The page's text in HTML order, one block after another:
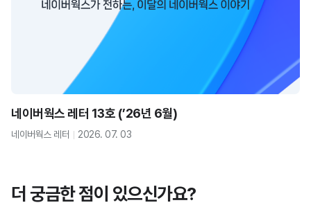
네이버웍스 레터 13호 (’26년 6월)
네이버웍스 레터 2026. 07. 03
더 궁금한 점이 있으신가요?